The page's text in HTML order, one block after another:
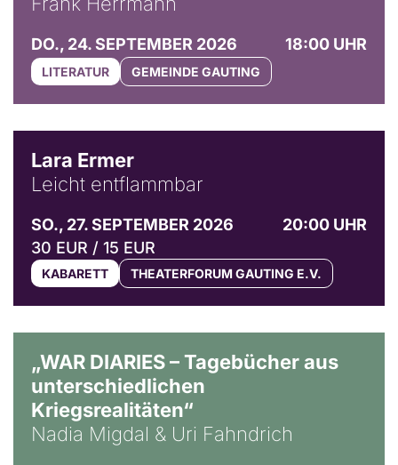
DO., 24. SEPTEMBER 2026 18:00 UHR
LITERATUR GEMEINDE GAUTING
Lara Ermer
Leicht entflammbar
SO., 27. SEPTEMBER 2026
20:00 UHR
30 EUR / 15 EUR
KABARETT THEATERFORUM GAUTING E.V.
„WAR DIARIES – Tagebücher aus
unterschiedlichen
Kriegsrealitäten“
Nadia Migdal & Uri Fahndrich